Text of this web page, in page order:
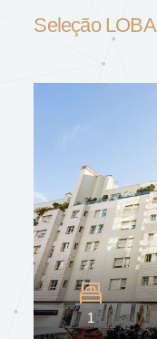
TIPO DE IMÓVEL
DISTRITO
CONCELHO
Seleção LOBA
1